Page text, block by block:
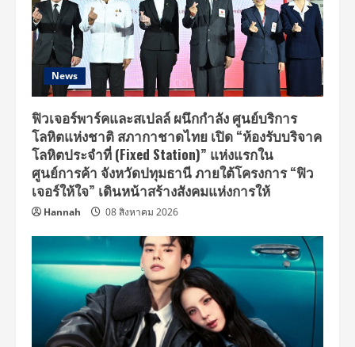
พร้อม
กัน
3
พ.ย.นี้
News
ฟิวเจอร์พาร์คและสเปลล์ ผนึกกำลัง ศูนย์บริการ
โลหิตแห่งชาติ สภากาชาดไทย เปิด “ห้องรับบริจาค
โลหิตประจำที่ (Fixed Station)” แห่งแรกใน
ศูนย์การค้า จังหวัดปทุมธานี ภายใต้โครงการ “ฟิว
เจอร์ให้ใจ” เดินหน้าสร้างสังคมแห่งการให้
Hannah 08 สิงหาคม 2026